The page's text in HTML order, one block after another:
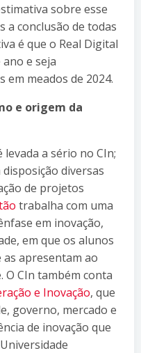
sobre esse
a conclusão de todas
é que o Real Digital
e seja
meados de 2024.
e origem da
a sério no CIn;
diversas
de projetos
trabalha com uma
em inovação,
em que os alunos
apresentam ao
O CIn também conta
e Inovação, que
governo, mercado e
de inovação que